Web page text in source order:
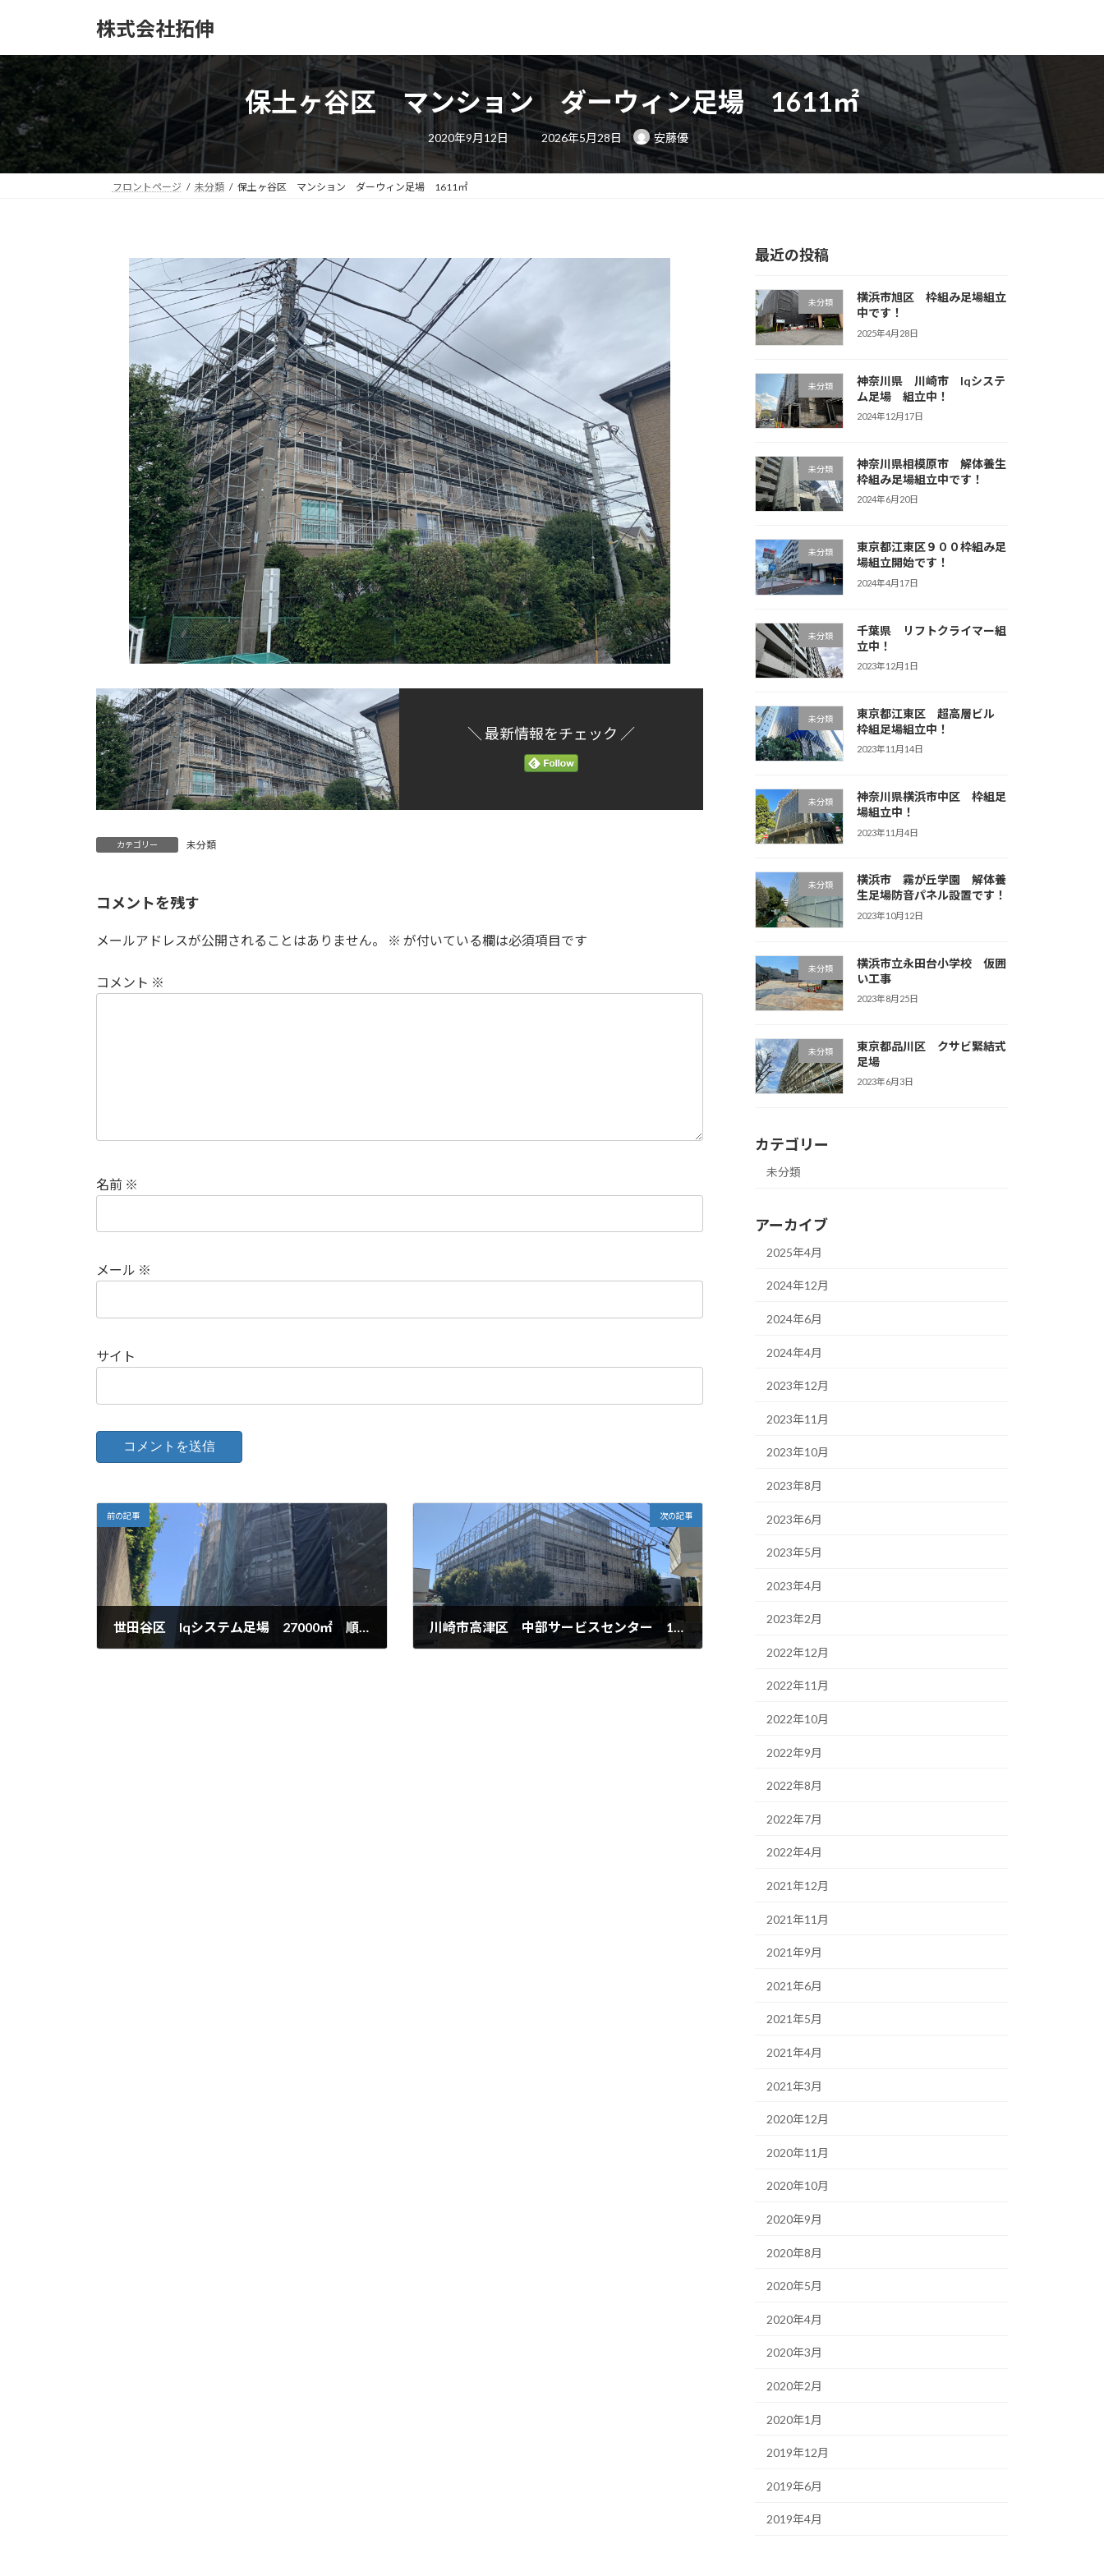
ン
ツ
へ
ス
ー
シ
ョ
ン
株式会社拓伸
保土ヶ谷区 マンション ダーウィン足場 1611㎡
2020年9月12日
最
終
新
日
2026年5月28日 安藤優
フロントページ 未分類 保土ヶ谷区 マンション ダーウィン足場 1611㎡
＼ 最新情報をチェック ／
カテゴリー 未分類
コメントを残す
メールアドレスが公開されることはありません。 ※ が付いている欄は必須項目です
コメント ※
名前 ※
メール ※
サイト
前の記事
世田谷区 Iqシステム足場 27000㎡ 順調に組立中！！
次の記事
川崎市高津区 中部サービスセンター 1615㎡
最近の投稿
未分類
横浜市旭区 枠組み足場組立
中です！
2025年4月28日
未分類
神奈川県 川崎市 Iqシステ
ム足場 組立中！
2024年12月17日
未分類
神奈川県相模原市 解体養生
枠組み足場組立中です！
2024年6月20日
未分類
東京都江東区９００枠組み足
場組立開始です！
2024年4月17日
未分類
千葉県 リフトクライマー組
立中！
2023年12月1日
未分類
東京都江東区 超高層ビル
枠組足場組立中！
2023年11月14日
未分類
神奈川県横浜市中区 枠組足
場組立中！
2023年11月4日
未分類
横浜市 霧が丘学園 解体養
生足場防音パネル設置です！
2023年10月12日
未分類
横浜市立永田台小学校 仮囲
い工事
2023年8月25日
未分類
東京都品川区 クサビ緊結式
足場
2023年6月3日
カテゴリー
未分類
アーカイブ
2025年4月
2024年12月
2024年6月
2024年4月
2023年12月
2023年11月
2023年10月
2023年8月
2023年6月
2023年5月
2023年4月
2023年2月
2022年12月
2022年11月
2022年10月
2022年9月
2022年8月
2022年7月
2022年4月
2021年12月
2021年11月
2021年9月
2021年6月
2021年5月
2021年4月
2021年3月
2020年12月
2020年11月
2020年10月
2020年9月
2020年8月
2020年5月
2020年4月
2020年3月
2020年2月
2020年1月
2019年12月
2019年6月
2019年4月